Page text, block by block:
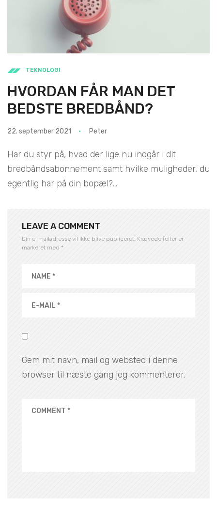
TEKNOLOGI
HVORDAN FÅR MAN DET
BEDSTE BREDBÅND?
22. september 2021 Peter
Har du styr på, hvad der lige nu indgår i dit
bredbåndsabonnement samt hvilke muligheder, du
egentlig har på din bopæl?...
LEAVE A COMMENT
Din e-mailadresse vil ikke blive publiceret. Krævede felter er
markeret med *
Gem mit navn, mail og websted i denne
browser til næste gang jeg kommenterer.